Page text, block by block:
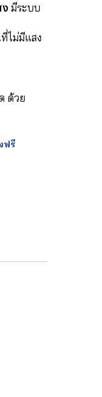
มีระบบ
ไม่มีแสง
ด้วย
ฟรี